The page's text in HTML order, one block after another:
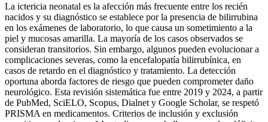
La ictericia neonatal es la afección más frecuente entre los recién
nacidos y su diagnóstico se establece por la presencia de bilirrubina
en los exámenes de laboratorio, lo que causa un sometimiento a la
piel y mucosas amarilla. La mayoría de los casos observados se
consideran transitorios. Sin embargo, algunos pueden evolucionar a
complicaciones severas, como la encefalopatía bilirrubínica, en
casos de retardo en el diagnóstico y tratamiento. La detección
oportuna aborda factores de riesgo que pueden comprometer daño
neurológico. Esta revisión sistemática fue entre 2019 y 2024, a partir
de PubMed, SciELO, Scopus, Dialnet y Google Scholar, se respetó
PRISMA en medicamentos. Criterios de inclusión y exclusión